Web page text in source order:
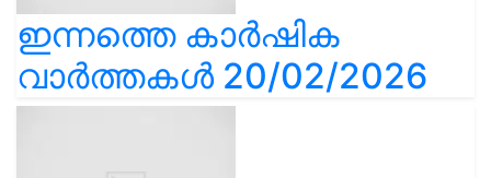
ഇന്നത്തെ കാർഷിക
വാർത്തകൾ 20/02/2026